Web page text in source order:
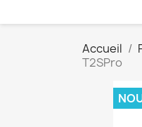
Accueil
T2SPro